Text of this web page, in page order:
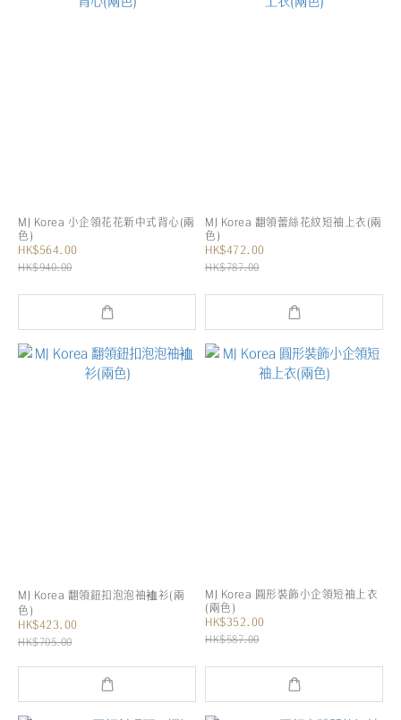
MJ Korea 小企領花花新中式背心(兩
色)
HK$564.00
HK$940.00
MJ Korea 翻領蕾絲花紋短袖上衣(兩
色)
HK$472.00
HK$787.00
MJ Korea 翻領鈕扣泡泡袖裇衫(兩
色)
HK$423.00
HK$705.00
MJ Korea 圓形裝飾小企領短袖上衣
(兩色)
HK$352.00
HK$587.00